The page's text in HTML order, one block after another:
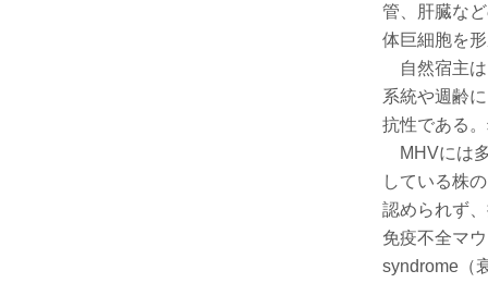
管、肝臓な
体巨細胞を
自然宿主は
系統や週齢
抗性である
MHVには
している株
認められず
免疫不全マ
syndrome（